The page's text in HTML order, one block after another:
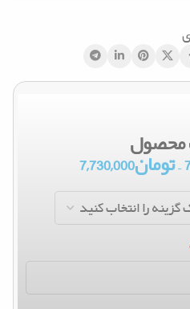
محصول
–تومان7,730,000